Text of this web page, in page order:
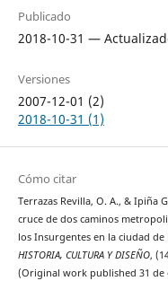
Publicado
2018-10-31 —
Versiones
2007-12-01 (2)
2018-10-31 (1)
Cómo citar
Terrazas Revilla, O. A., & Ipiña
cruce de dos caminos
los Insurgentes en la ciudad
HISTORIA, CULTURA Y DISEÑO,
(Original work published 31 de